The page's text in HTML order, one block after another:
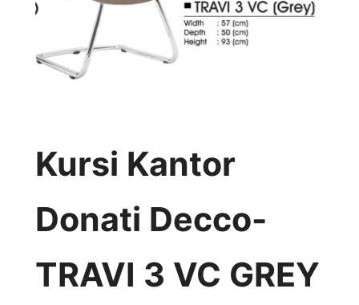
Kursi Kantor
Donati Decco-
TRAVI 3 VC GREY